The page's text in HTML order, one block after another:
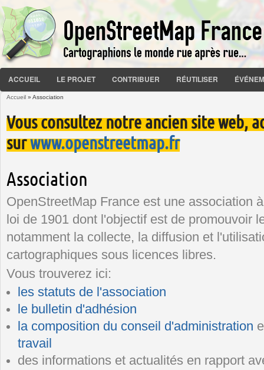
ACCUEIL LE PROJET CONTRIBUER RÉUTILISER
Accueil » Association
Vous consultez notre ancien site web,
surwww.openstreetmap.fr
Association
OpenStreetMap France est une association
loi de 1901 dont l'objectif est de promouvoir
notamment la collecte, la diffusion et
cartographiques sous licences libres.
Vous trouverez ici:
les statuts de l'association
le bulletin d'adhésion
la composition du conseil d'administration
travail
des informations et actualités en rapport